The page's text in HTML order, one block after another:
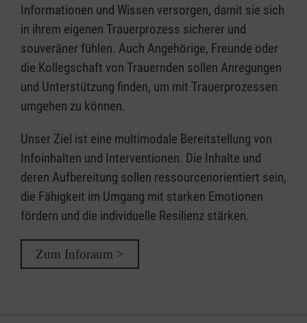
Informationen und Wissen versorgen, damit sie sich
in ihrem eigenen Trauerprozess sicherer und
souveräner fühlen. Auch Angehörige, Freunde oder
die Kollegschaft von Trauernden sollen Anregungen
und Unterstützung finden, um mit Trauerprozessen
umgehen zu können.
Unser Ziel ist eine multimodale Bereitstellung von
Infoinhalten und Interventionen. Die Inhalte und
deren Aufbereitung sollen ressourcenorientiert sein,
die Fähigkeit im Umgang mit starken Emotionen
fördern und die individuelle Resilienz stärken.
Zum Inforaum >